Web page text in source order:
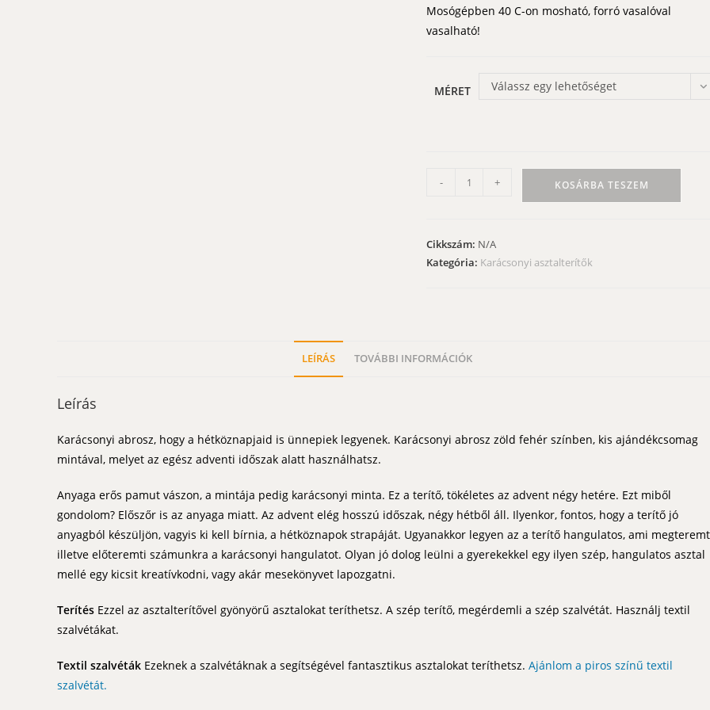
Mosógépben 40 C-on mosható, forró vasalóval
vasalható!
MÉRET Válassz egy lehetőséget
Karácsonyi
zöld,
fehér
- + KOSÁRBA TESZEM
Cikkszám: N/A
Kategória: Karácsonyi asztalterítők
LEÍRÁS TOVÁBBI INFORMÁCIÓK
Leírás
Karácsonyi abrosz, hogy a hétköznapjaid is ünnepiek legyenek. Karácsonyi abrosz zöld fehér színben, kis ajándékcsomag
mintával, melyet az egész adventi időszak alatt használhatsz.
Anyaga erős pamut vászon, a mintája pedig karácsonyi minta. Ez a terítő, tökéletes az advent négy hetére. Ezt miből
gondolom? Előszőr is az anyaga miatt. Az advent elég hosszú időszak, négy hétből áll. Ilyenkor, fontos, hogy a terítő jó
anyagból készüljön, vagyis ki kell bírnia, a hétköznapok strapáját. Ugyanakkor legyen az a terítő hangulatos, ami
illetve előteremti számunkra a karácsonyi hangulatot. Olyan jó dolog leülni a gyerekekkel egy ilyen szép, hangulatos asztal
mellé egy kicsit kreatívkodni, vagy akár mesekönyvet lapozgatni.
Terítés Ezzel az asztalterítővel gyönyörű asztalokat teríthetsz. A szép terítő, megérdemli a szép szalvétát. Használj textil
szalvétákat.
Textil szalvéták Ezeknek a szalvétáknak a segítségével fantasztikus asztalokat teríthetsz. Ajánlom a piros színű textil
szalvétát.